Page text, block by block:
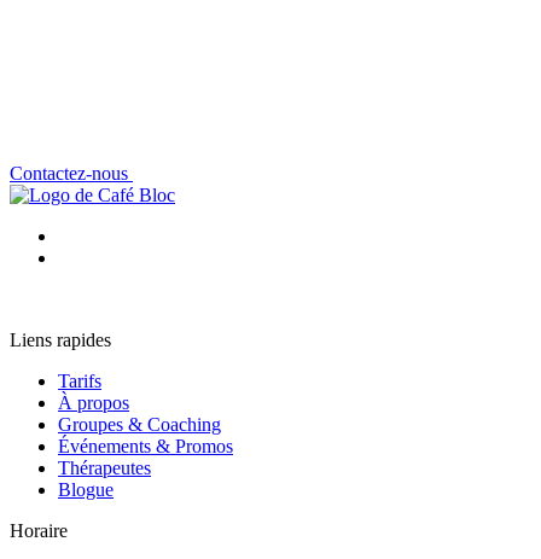
Contactez-nous
Liens rapides
Tarifs
À propos
Groupes & Coaching
Événements & Promos
Thérapeutes
Blogue
Horaire